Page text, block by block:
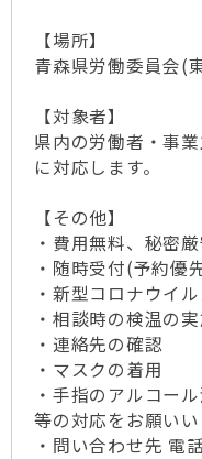
【場所】
青森県労働委員会(
【対象者】
県内の労働者・事
に対応します。
【その他】
・費用無料、秘密
・随時受付(予約優
・新型コロナウイ
・相談時の検温の
・連絡先の確認
・マスクの着用
・手指のアルコー
等の対応をお願いい
・問い合わせ先 電